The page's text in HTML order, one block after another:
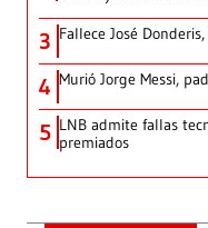
3 Fallece José
4 Murió Jorge Messi,
5 LNB admite fallas
premiados